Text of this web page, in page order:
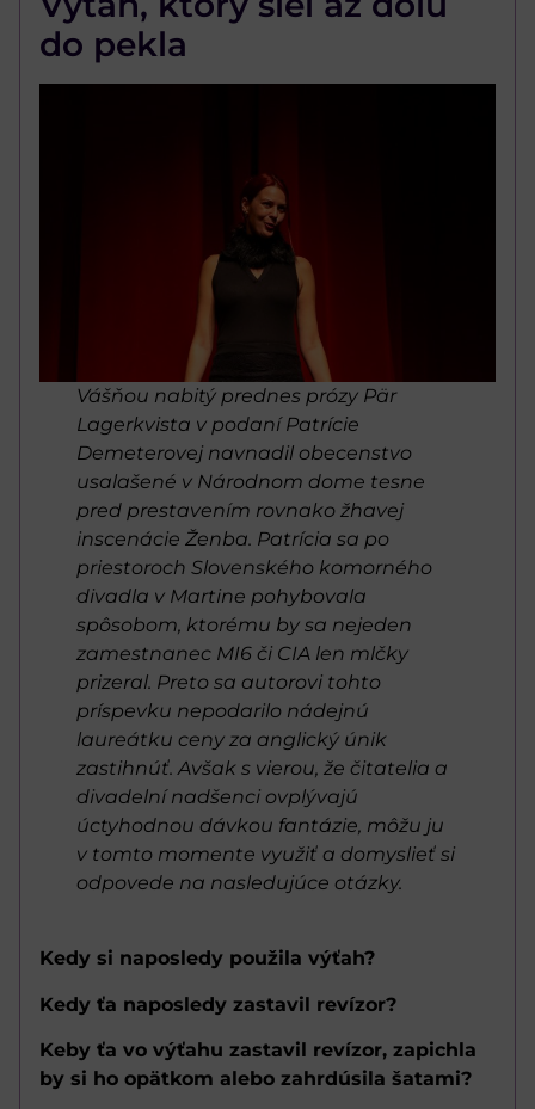
do pekla
Vášňou nabitý prednes prózy Pär
Lagerkvista v podaní Patrície
Demeterovej navnadil obecenstvo
usalašené v Národnom dome tesne
pred prestavením rovnako žhavej
inscenácie Ženba. Patrícia sa po
priestoroch Slovenského komorného
divadla v Martine pohybovala
spôsobom, ktorému by sa nejeden
zamestnanec MI6 či CIA len mlčky
prizeral. Preto sa autorovi tohto
príspevku nepodarilo nádejnú
laureátku ceny za anglický únik
zastihnúť. Avšak s vierou, že čitatelia a
divadelní nadšenci ovplývajú
úctyhodnou dávkou fantázie, môžu ju
v tomto momente využiť a domyslieť si
odpovede na nasledujúce otázky.
Kedy si naposledy použila výťah?
Kedy ťa naposledy zastavil revízor?
Keby ťa vo výťahu zastavil revízor, zapichla
by si ho opätkom alebo zahrdúsila šatami?